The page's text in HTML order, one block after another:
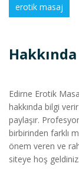
erotik masaj
Hakkında
Edirne Erotik
hakkında bilgi
paylaşır.
birbirinden farklı
önem veren ve
siteye hoş geldiniz.